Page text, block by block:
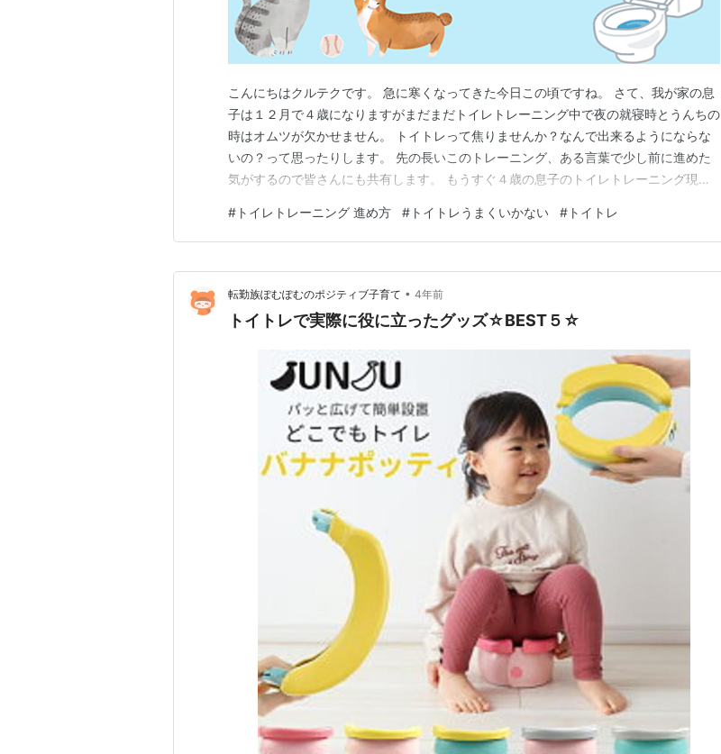
こんにちはクルテクです。 急に寒くなってきた今日この頃ですね。 さて、我が家の息
子は１２月で４歳になりますがまだまだトイレトレーニング中で夜の就寝時とうんちの
時はオムツが欠かせません。 トイトレって焦りませんか？なんで出来るようにならな
いの？って思ったりします。 先の長いこのトレーニング、ある言葉で少し前に進めた
気がするので皆さんにも共有します。 もうすぐ４歳の息子のトイレトレーニング現状
らしの失敗が急に無くなった声かけ うんちだけ一生トイレで出来ないのでは？ いつか
はできる焦らず待つ もうすぐ４歳の息子のトイレ…
# トイレトレーニング 進め方 # トイトレうまくいかない # トイトレ
転勤族ぽむぽむのポジティブ子育て • 4年前
トイトレで実際に役に立ったグッズ☆BEST５☆